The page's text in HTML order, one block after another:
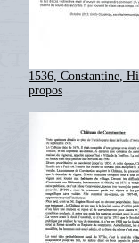
1536, Constantine,
propos